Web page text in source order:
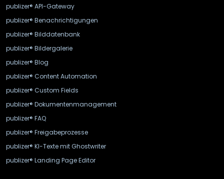
publizer® API-Gateway
publizer® Benachrichtigungen
publizer® Bilddatenbank
publizer® Bildergalerie
publizer® Blog
publizer® Content Automation
publizer® Custom Fields
publizer® Dokumentenmanagement
publizer® FAQ
publizer® Freigabeprozesse
publizer® KI-Texte mit Ghostwriter
publizer® Landing Page Editor